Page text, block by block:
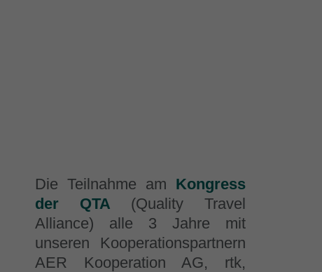
Die Teilnahme am Kongress
der QTA (Quality Travel
Alliance) alle 3 Jahre mit
unseren Kooperationspartnern
AER Kooperation AG, rtk,